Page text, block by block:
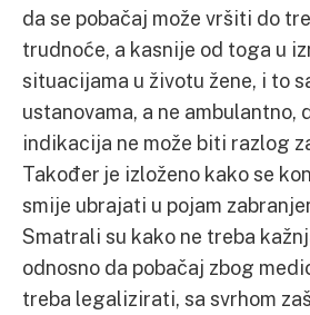
da se pobačaj može vršiti do
trudnoće, a kasnije od toga u
situacijama u životu žene, i to
ustanovama, a ne ambulantno,
indikacija ne može biti razlog
Također je izloženo kako se
smije ubrajati u pojam
Smatrali su kako ne treba
odnosno da pobačaj zbog
treba legalizirati, sa svrhom